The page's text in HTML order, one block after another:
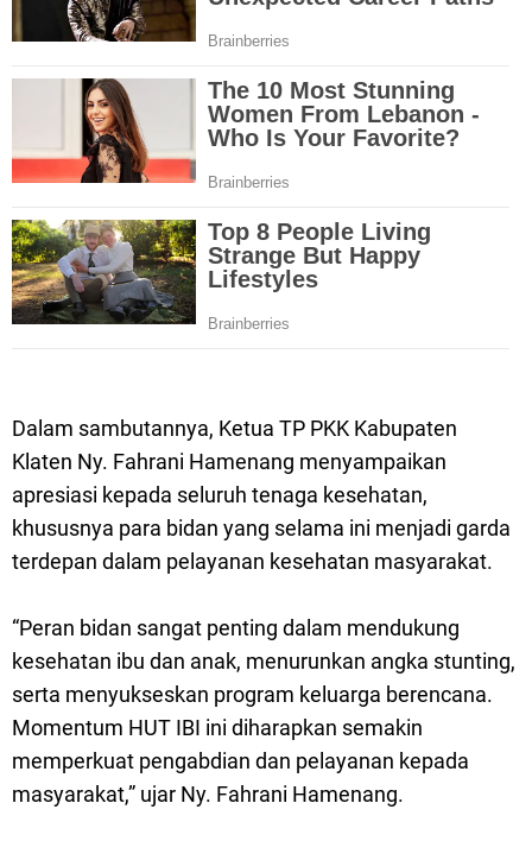
Dalam sambutannya, Ketua TP PKK Kabupaten
Klaten Ny. Fahrani Hamenang menyampaikan
apresiasi kepada seluruh tenaga kesehatan,
khususnya para bidan yang selama ini menjadi garda
terdepan dalam pelayanan kesehatan masyarakat.
“Peran bidan sangat penting dalam mendukung
kesehatan ibu dan anak, menurunkan angka stunting,
serta menyukseskan program keluarga berencana.
Momentum HUT IBI ini diharapkan semakin
memperkuat pengabdian dan pelayanan kepada
masyarakat,” ujar Ny. Fahrani Hamenang.